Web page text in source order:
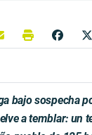
bajo sospecha
a temblar: un